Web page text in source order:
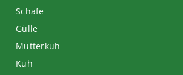
Schafe
Gülle
Mutterkuh
Kuh